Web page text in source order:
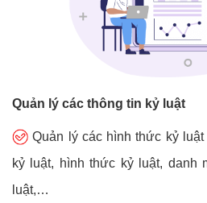
Quản lý các thông tin kỷ luật
Quản lý các hình thức kỷ
kỷ luật, hình thức kỷ luật, danh
luật,…